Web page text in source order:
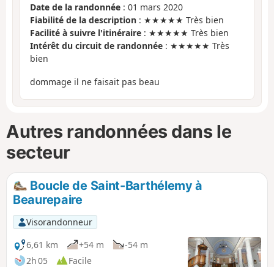
Date de la randonnée : 01 mars 2020
Fiabilité de la description : ★★★★★ Très bien
Facilité à suivre l'itinéraire : ★★★★★ Très bien
Intérêt du circuit de randonnée : ★★★★★ Très
bien
dommage il ne faisait pas beau
Autres randonnées dans le
secteur
Boucle de Saint-Barthélemy à
Beaurepaire
Visorandonneur
6,61 km
+54 m
-54 m
2h 05
Facile